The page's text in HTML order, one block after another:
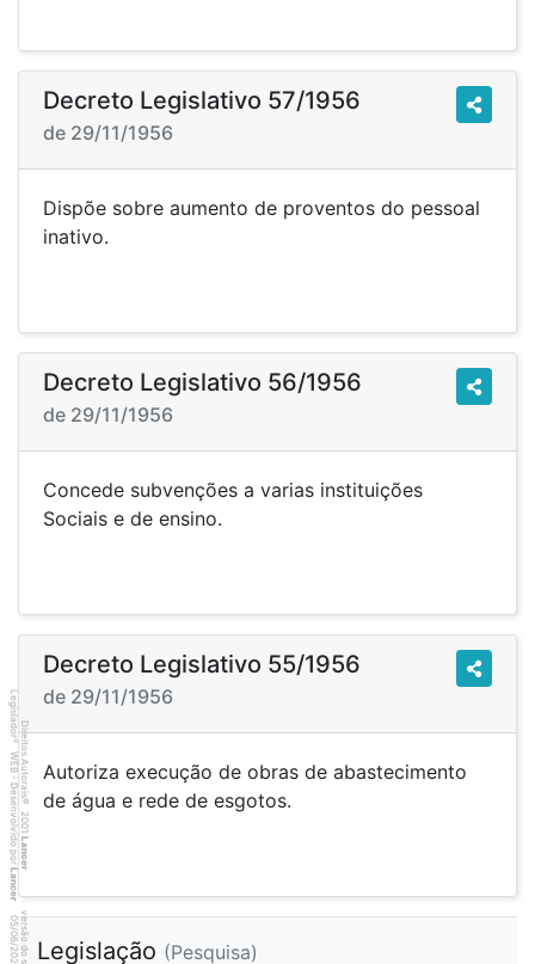
Decreto Legislativo 57/1956
de 29/11/1956
Dispõe sobre aumento de proventos do pessoal
inativo.
Decreto Legislativo 56/1956
de 29/11/1956
Concede subvenções a varias instituições
Sociais e de ensino.
Decreto Legislativo 55/1956
de 29/11/1956
Autoriza execução de obras de abastecimento
de água e rede de esgotos.
Legislação (Pesquisa)
Direitos Autorais
©
2001
Lancer
Legislador
®
WEB - Desenvolvido por
Lancer
6
8
4
:3
9
0
5
/
0
6
/
2
0
2
6